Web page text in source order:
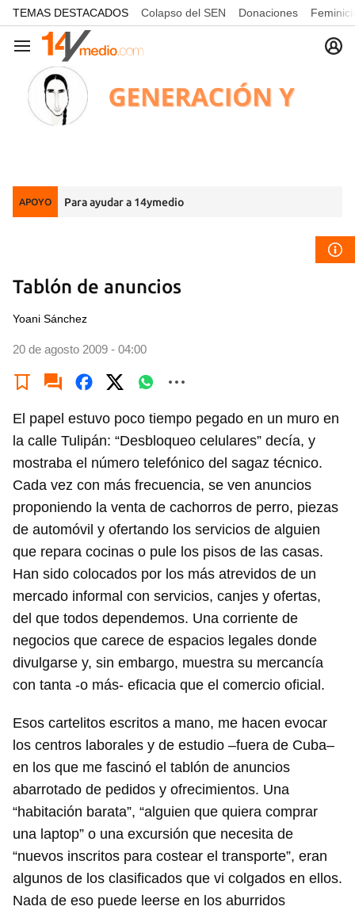
common.go-to-content
TEMAS DESTACADOS Colapso del SEN Donaciones
Navegación
APOYO Para ayudar a 14ymedio
Tablón de anuncios
Yoani Sánchez
20 de agosto 2009 - 04:00
El papel estuvo poco tiempo pegado en un muro en
la calle Tulipán: “Desbloqueo celulares” decía, y
mostraba el número telefónico del sagaz técnico.
Cada vez con más frecuencia, se ven anuncios
proponiendo la venta de cachorros de perro, piezas
de automóvil y ofertando los servicios de alguien
que repara cocinas o pule los pisos de las casas.
Han sido colocados por los más atrevidos de un
mercado informal con servicios, canjes y ofertas,
del que todos dependemos. Una corriente de
negocios que carece de espacios legales donde
divulgarse y, sin embargo, muestra su mercancía
con tanta -o más- eficacia que el comercio oficial.
Esos cartelitos escritos a mano, me hacen evocar
los centros laborales y de estudio –fuera de Cuba–
en los que me fascinó el tablón de anuncios
abarrotado de pedidos y ofrecimientos. Una
“habitación barata”, “alguien que quiera comprar
una laptop” o una excursión que necesita de
“nuevos inscritos para costear el transporte”, eran
algunos de los clasificados que vi colgados en ellos.
Nada de eso puede leerse en los aburridos